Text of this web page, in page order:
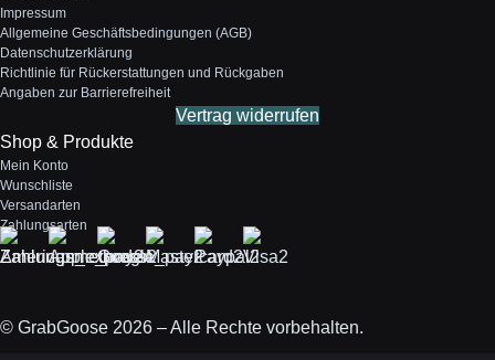
Impressum
Allgemeine Geschäftsbedingungen (AGB)
Datenschutzerklärung
Richtlinie für Rückerstattungen und Rückgaben
Angaben zur Barrierefreiheit
Vertrag widerrufen
Shop & Produkte
Mein Konto
Wunschliste
Versandarten
Zahlungsarten
Zahlungsmethoden
© GrabGoose 2026 – Alle Rechte vorbehalten.